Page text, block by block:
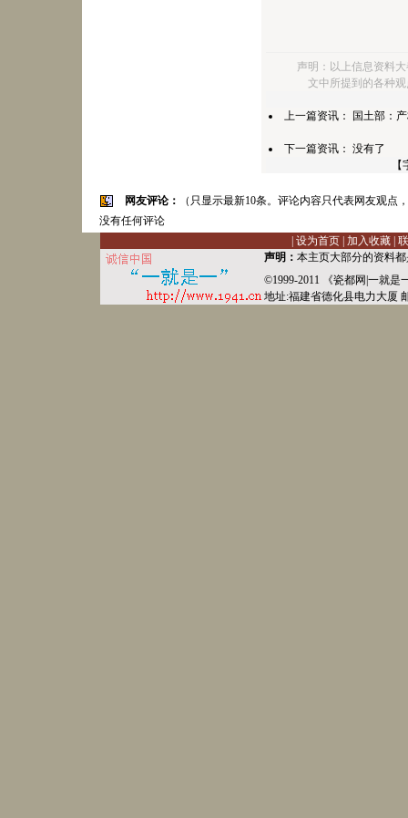
声明：以上信息资料
文中所提到的各种
上一篇资讯： 国土部：
下一篇资讯： 没有了
网友评论：
（只显示最新10条。评论内容只代表网友观点
没有任何评论
设为首页| 加入收藏|
声明： 本主页大部分的资料
©1999-2011 《瓷都网 一就是
地址:福建省德化县电力大厦